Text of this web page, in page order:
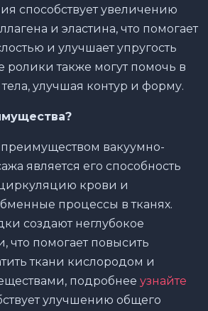
способствует увеличению
и эластина, что помогает
и улучшает упругость
также могут помочь в
улучшая контур и форму.
вакуумно-
является его способность
крови и
процессы в тканях.
создают неглубокое
что помогает повысить
ткани кислородом и
подробнее узнайте
улучшению общего